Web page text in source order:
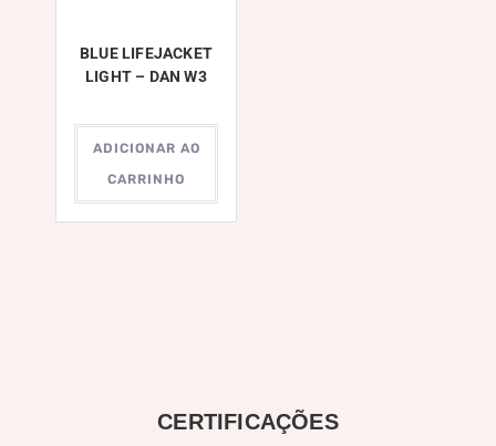
BLUE LIFEJACKET
LIGHT – DAN W3
ADICIONAR AO
CARRINHO
CERTIFICAÇÕES